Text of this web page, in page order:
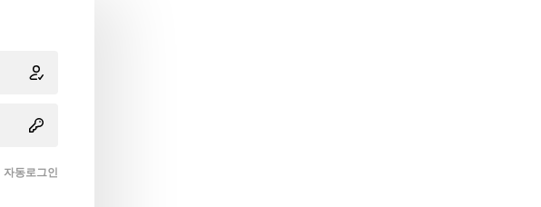
자동로그인